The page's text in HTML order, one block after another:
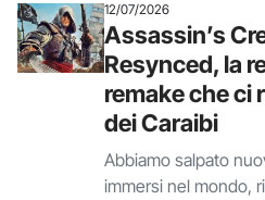
12/07/2026
Assassin’s
Resynced, la
remake che ci
dei Caraibi
Abbiamo salpato
immersi nel mondo,